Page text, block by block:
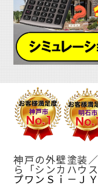
神戸の外壁塗装
ら「シンカハウ
プワンＳｉ－ＪＹ